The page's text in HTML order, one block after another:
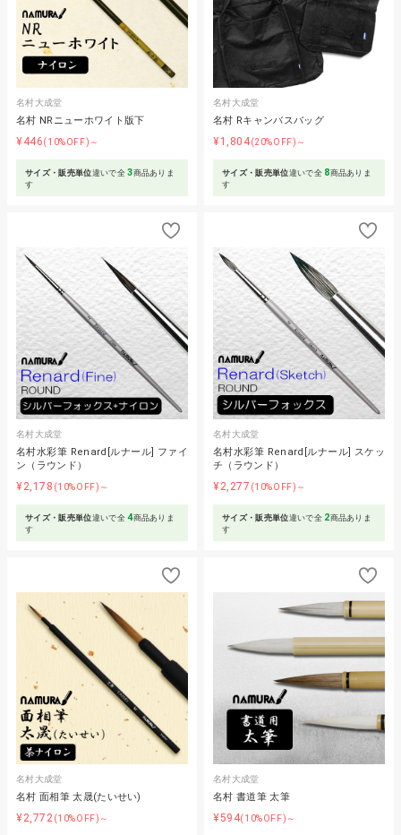
名村大成堂
名村 NRニューホワイト版下
¥446(10%OFF)～
サイズ・販売単位違いで全3商品ありま
す
名村大成堂
名村 Rキャンバスバッグ
¥1,804(20%OFF)～
サイズ・販売単位違いで全 8商品ありま
す
名村大成堂
名村水彩筆 Renard[ルナール] ファイ
ン（ラウンド）
¥2,178 (10%OFF)～
サイズ・販売単位違いで全4商品ありま
す
名村大成堂
名村水彩筆 Renard[ルナール] スケッ
チ（ラウンド）
¥2,277 (10%OFF)～
サイズ・販売単位違いで全 2商品ありま
す
名村大成堂
名村 面相筆 太晟(たいせい)
¥2,772 (10%OFF)～
名村大成堂
名村 書道筆 太筆
¥594(10%OFF)～